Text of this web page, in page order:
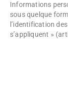
Informations
sous quelque
l’identification
s’appliquent »